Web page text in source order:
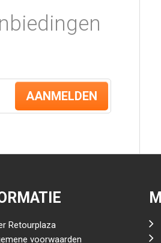
AANMELDEN
Retourplaza
voorwaarden